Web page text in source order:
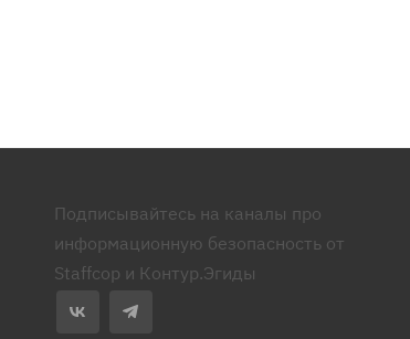
Подписывайтесь на каналы про
информационную безопасность от
Staffcop и Контур.Эгиды